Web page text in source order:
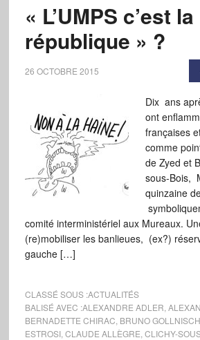
« L’UMPS c’est la
république » ?
26 OCTOBRE 2015
Dix ans
ont
françaises
comme
de Zyed et
sous-Bois,
quinzaine
comité interministériel aux Mureaux.
(re)mobiliser les banlieues, (ex?)
gauche […]
CLASSÉ SOUS :ACTUALITÉS
BALISÉ AVEC :ALEXANDRE ADLER
BERNADETTE CHIRAC BRUNO GOLLNISCH
ESTROSI, CLAUDE ALLÈGRE CLICHY-